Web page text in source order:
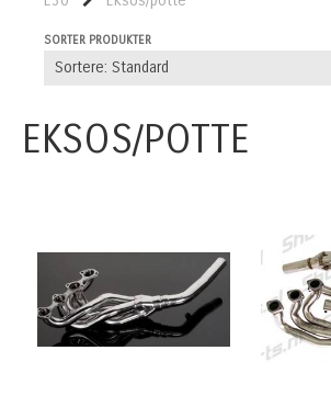
SORTER PRODUKTER
EKSOS/POTTE